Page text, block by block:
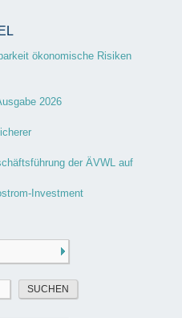
ökonomische Risiken
2026
der ÄVWL auf
Investment